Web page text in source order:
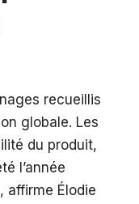
recueillis
globale. Les
du produit,
l’année
affirme Élodie